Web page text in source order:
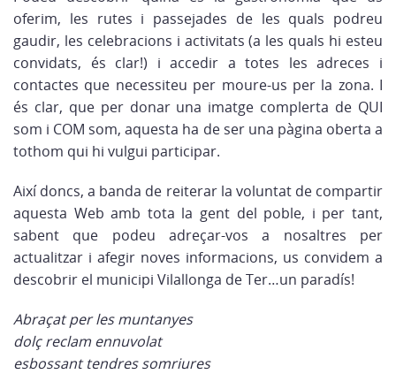
oferim, les rutes i passejades de les quals podreu
gaudir, les celebracions i activitats (a les quals hi esteu
convidats, és clar!) i accedir a totes les adreces i
contactes que necessiteu per moure-us per la zona. I
és clar, que per donar una imatge complerta de QUI
som i COM som, aquesta ha de ser una pàgina oberta a
tothom qui hi vulgui participar.
Així doncs, a banda de reiterar la voluntat de compartir
aquesta Web amb tota la gent del poble, i per tant,
sabent que podeu adreçar-vos a nosaltres per
actualitzar i afegir noves informacions, us convidem a
descobrir el municipi Vilallonga de Ter…un paradís!
Abraçat per les muntanyes
dolç reclam ennuvolat
esbossant tendres somriures